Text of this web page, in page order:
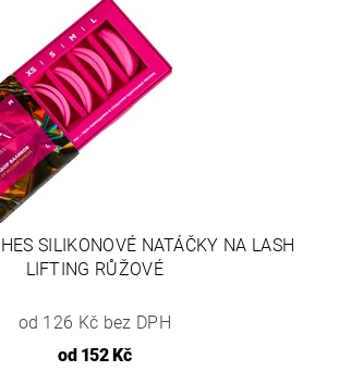
SILIKONOVÉ NATÁČKY NA LASH
LIFTING RŮŽOVÉ
od 126 Kč bez DPH
od 152 Kč